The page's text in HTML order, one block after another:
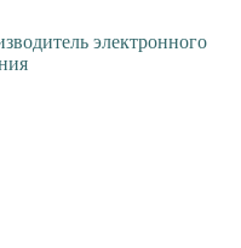
электронного